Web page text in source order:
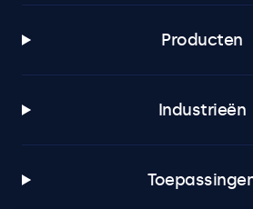
Producten
Industrieën